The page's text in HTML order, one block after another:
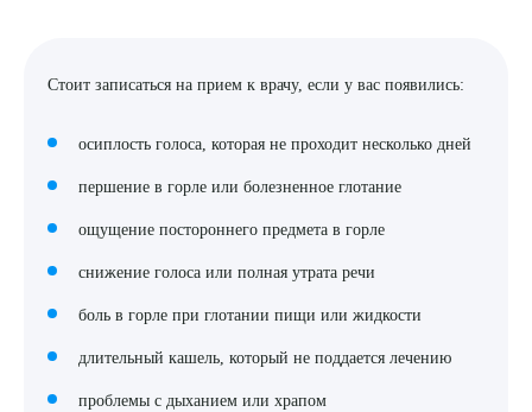
ЗАПИСЬ ОНЛАЙН
Стоит записаться на прием к врачу, если у вас появились:
осиплость голоса, которая не проходит несколько дней
першение в горле или болезненное глотание
ощущение постороннего предмета в горле
снижение голоса или полная утрата речи
боль в горле при глотании пищи или жидкости
длительный кашель, который не поддается лечению
проблемы с дыханием или храпом